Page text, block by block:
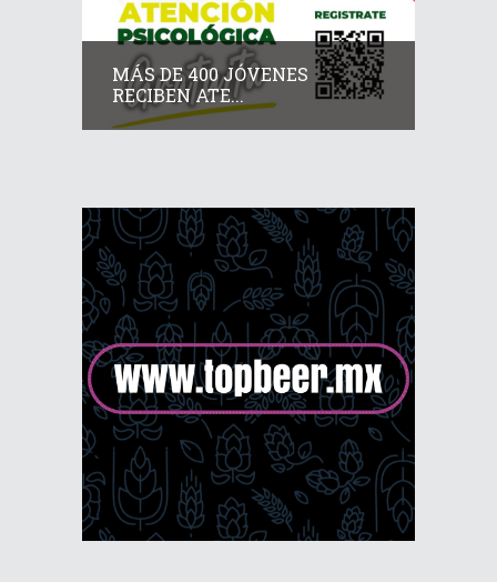
MÁS DE 400 JÓVENES
RECIBEN ATE...